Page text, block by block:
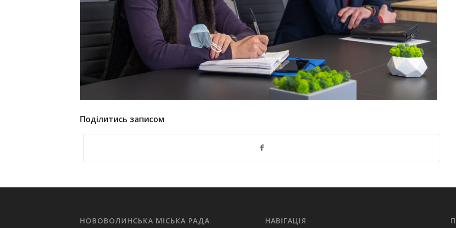
Поділитись записом
НОВОВОЛИНСЬКА МІСЬКА РАДА НАВІГАЦІЯ